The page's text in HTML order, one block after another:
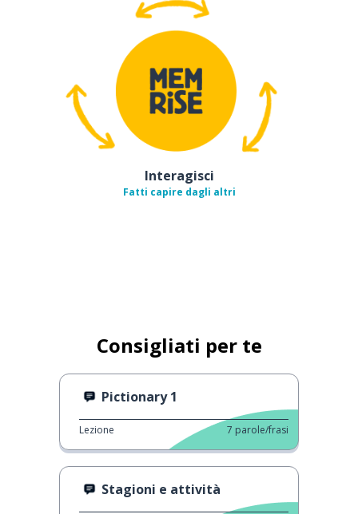
Interagisci
Fatti capire dagli altri
Consigliati per te
Pictionary 1
Lezione 7 parole/frasi
Stagioni e attività